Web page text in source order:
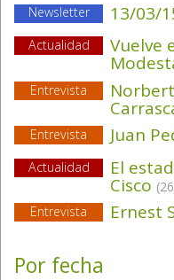
Newsletter
13/03/
Actualidad Vuelve
Entrevista
Entrevista
Juan
Actualidad
El
Cisco
Entrevista
Ernest
Por fecha